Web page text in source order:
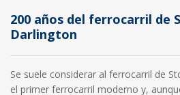
200 años del ferrocarril de
Darlington
Se suele considerar al ferrocarril de
el primer ferrocarril moderno y,